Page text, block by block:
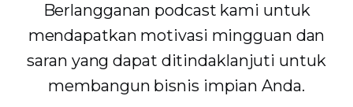
Berlangganan podcast kami untuk
mendapatkan motivasi mingguan dan
saran yang dapat ditindaklanjuti untuk
membangun bisnis impian Anda.